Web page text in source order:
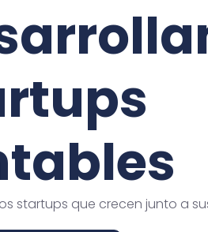
startups que crecen junto a